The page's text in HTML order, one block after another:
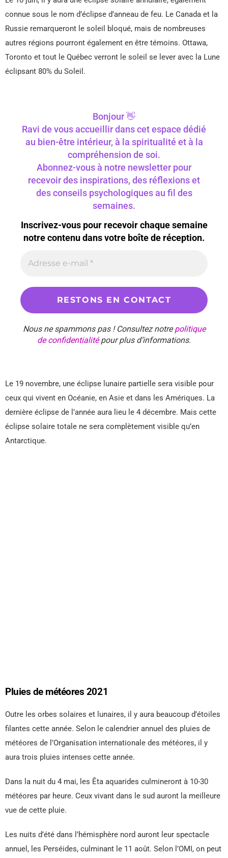
connue sous le nom d’éclipse d’anneau de feu. Le Canada et la
Russie remarqueront le soleil bloqué, mais de nombreuses
autres régions pourront également en être témoins. Ottawa,
Toronto et tout le Québec verront le soleil se lever avec la Lune
éclipsant 80% du Soleil.
Bonjour 👋
Ravi de vous accueillir dans cet espace dédié
au bien-être intérieur, à la spiritualité et à la
compréhension de soi.
Abonnez-vous à notre newsletter pour
recevoir des inspirations, des réflexions et
des conseils psychologiques au fil des
semaines.
Inscrivez-vous pour recevoir chaque semaine
notre contenu dans votre boîte de réception.
Nous ne spammons pas ! Consultez notrepolitique
de confidentialitépour plus d’informations.
Le 19 novembre, une éclipse lunaire partielle sera visible pour
ceux qui vivent en Océanie, en Asie et dans les Amériques. La
dernière éclipse de l’année aura lieu le 4 décembre. Mais cette
éclipse solaire totale ne sera complètement visible qu’en
Antarctique.
Pluies de météores 2021
Outre les orbes solaires et lunaires, il y aura beaucoup d’étoiles
filantes cette année. Selon le calendrier annuel des pluies de
météores de l’Organisation internationale des météores, il y
aura trois pluies intenses cette année.
Dans la nuit du 4 mai, les Êta aquarides culmineront à 10-30
météores par heure. Ceux vivant dans le sud auront la meilleure
vue de cette pluie.
Les nuits d’été dans l’hémisphère nord auront leur spectacle
annuel, les Perséides, culminant le 11 août. Selon l’OMI, on peut